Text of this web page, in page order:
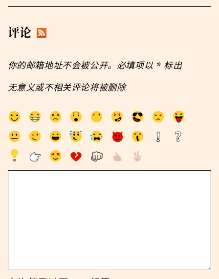
评论
你的邮箱地址不会被公开。必填项以 *标出
无意义或不相关评论将被删除